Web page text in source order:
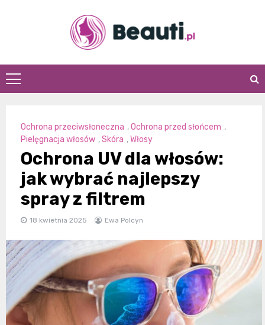
Beauti.pl
Ochrona przeciwsłoneczna ,Ochrona przed słońcem ,
Pielęgnacja włosów ,Skóra ,Włosy
Ochrona UV dla włosów:
jak wybrać najlepszy
spray z filtrem
18 kwietnia 2025 Ewa Polcyn